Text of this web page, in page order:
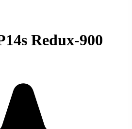
Redux-900